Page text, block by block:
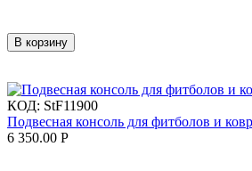
В корзину
КОД: StF11900
Подвесная консоль для фитболов и
6 350.00 Р